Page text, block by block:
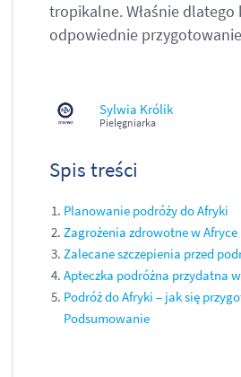
Sylwia Królik
Pielęgniarka
tropikalne. Właśnie
odpowiednie
Spis treści
Planowanie podróży do Afryki
Zagrożenia zdrowotne w Afryce
Zalecane szczepienia przed
Apteczka podróżna przydatna
Podróż do Afryki – jak się
Podsumowanie